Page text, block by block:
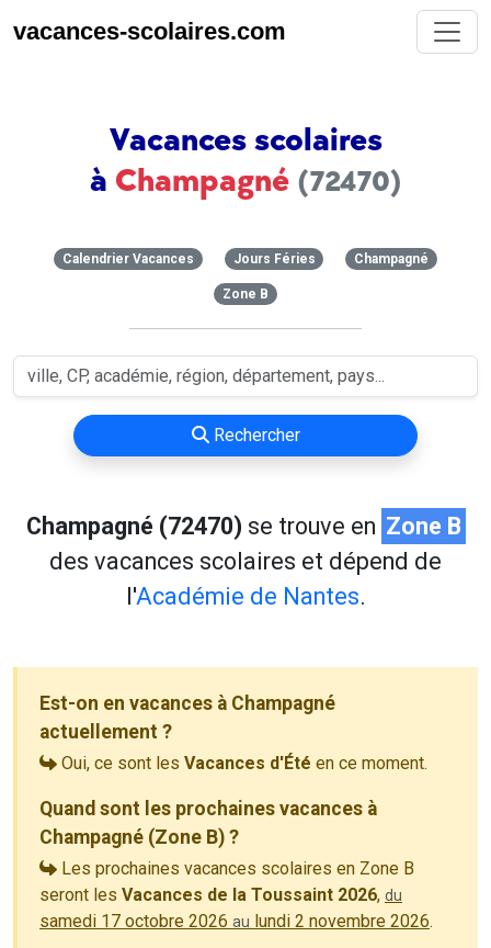
vacances-scolaires.com
Vacances scolaires
à Champagné (72470)
Calendrier Vacances Jours Féries Champagné
Zone B
Rechercher
Champagné (72470) se trouve en Zone B
des vacances scolaires et dépend de
l'Académie de Nantes.
Est-on en vacances à Champagné
actuellement ?
Oui, ce sont les Vacances d'Été en ce moment.
Quand sont les prochaines vacances à
Champagné (Zone B) ?
Les prochaines vacances scolaires en Zone B
seront les Vacances de la Toussaint 2026, du
samedi 17 octobre 2026 au lundi 2 novembre 2026.